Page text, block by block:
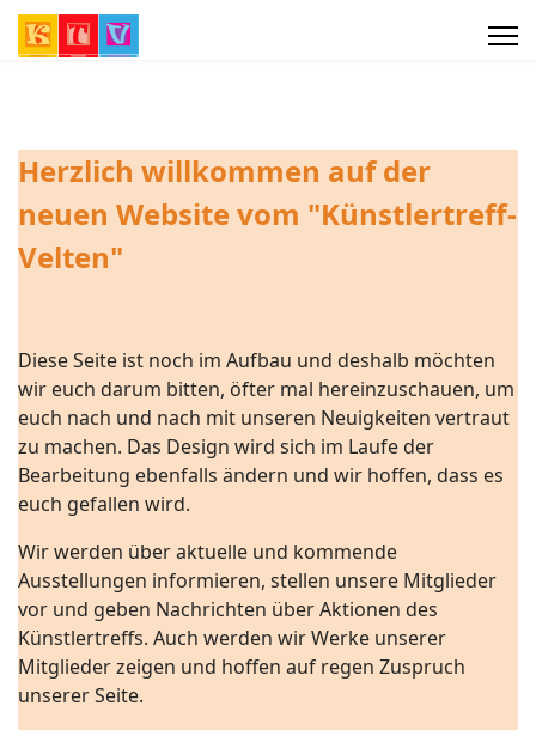
Herzlich willkommen auf der
neuen Website vom "Künstlertreff-
Velten"
Diese Seite ist noch im Aufbau und deshalb möchten
wir euch darum bitten, öfter mal hereinzuschauen, um
euch nach und nach mit unseren Neuigkeiten vertraut
zu machen. Das Design wird sich im Laufe der
Bearbeitung ebenfalls ändern und wir hoffen, dass es
euch gefallen wird.
Wir werden über aktuelle und kommende
Ausstellungen informieren, stellen unsere Mitglieder
vor und geben Nachrichten über Aktionen des
Künstlertreffs. Auch werden wir Werke unserer
Mitglieder zeigen und hoffen auf regen Zuspruch
unserer Seite.